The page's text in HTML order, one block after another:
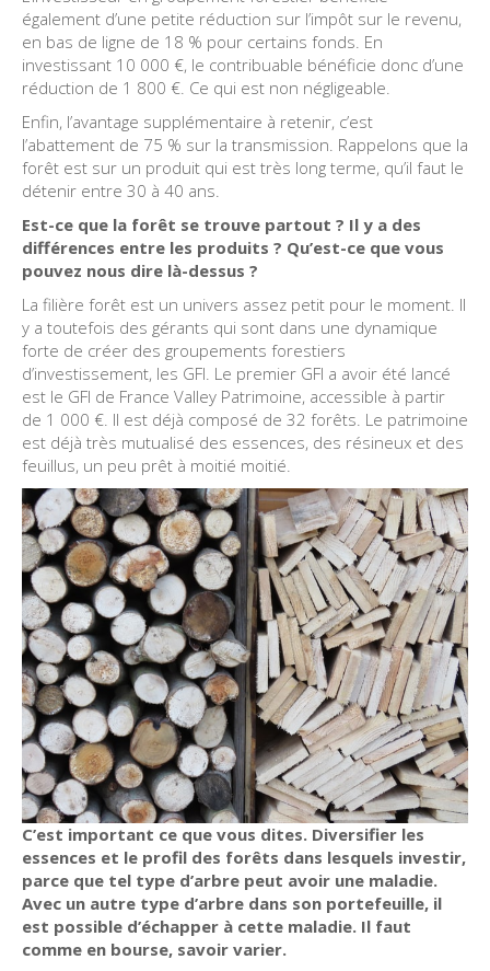
également d’une petite réduction sur l’impôt sur le revenu,
en bas de ligne de 18 % pour certains fonds. En
investissant 10 000 €, le contribuable bénéficie donc d’une
réduction de 1 800 €. Ce qui est non négligeable.
Enfin, l’avantage supplémentaire à retenir, c’est
l’abattement de 75 % sur la transmission. Rappelons que la
forêt est sur un produit qui est très long terme, qu’il faut le
détenir entre 30 à 40 ans.
Est-ce que la forêt se trouve partout ? Il y a des
différences entre les produits ? Qu’est-ce que vous
pouvez nous dire là-dessus ?
La filière forêt est un univers assez petit pour le moment. Il
y a toutefois des gérants qui sont dans une dynamique
forte de créer des groupements forestiers
d’investissement, les GFI. Le premier GFI a avoir été lancé
est le GFI de France Valley Patrimoine, accessible à partir
de 1 000 €. Il est déjà composé de 32 forêts. Le patrimoine
est déjà très mutualisé des essences, des résineux et des
feuillus, un peu prêt à moitié moitié.
C’est important ce que vous dites. Diversifier les
essences et le profil des forêts dans lesquels investir,
parce que tel type d’arbre peut avoir une maladie.
Avec un autre type d’arbre dans son portefeuille, il
est possible d’échapper à cette maladie. Il faut
comme en bourse, savoir varier.